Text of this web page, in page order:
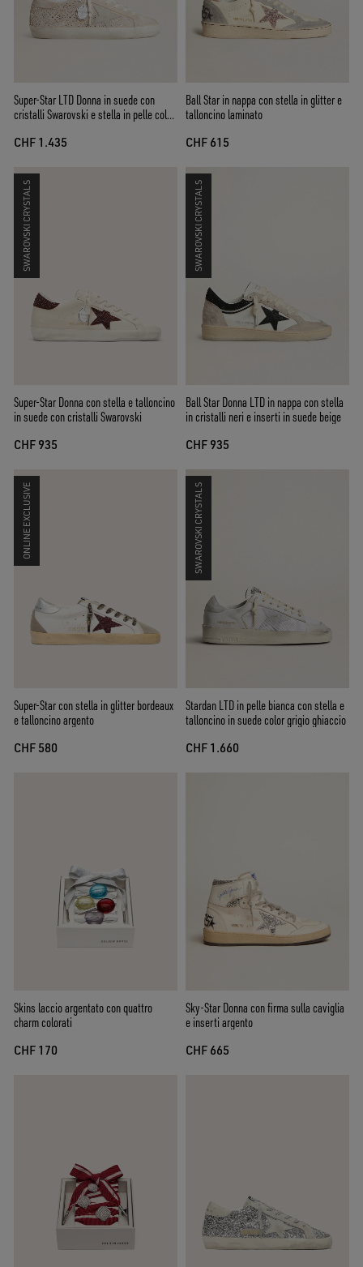
Super-Star LTD Donna in suede con
cristalli Swarovski e stella in pelle color
CHF 1.435
Ball Star in nappa con stella in glitter e
talloncino laminato
CHF 615
SWAROVSKI CRYSTALS
Super-Star Donna con stella e talloncino
in suede con cristalli Swarovski
CHF 935
SWAROVSKI CRYSTALS
Ball Star Donna LTD in nappa con stella
in cristalli neri e inserti in suede beige
CHF 935
ONLINE EXCLUSIVE
Super-Star con stella in glitter bordeaux
e talloncino argento
CHF 580
SWAROVSKI CRYSTALS
Stardan LTD in pelle bianca con stella e
talloncino in suede color grigio ghiaccio
CHF 1.660
Skins laccio argentato con quattro
charm colorati
CHF 170
Sky-Star Donna con firma sulla caviglia
e inserti argento
CHF 665